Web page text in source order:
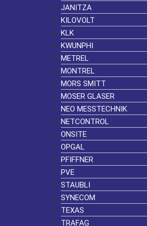
JANITZA
KILOVOLT
KLK
KWUNPHI
METREL
MONTREL
MORS SMITT
MOSER GLASER
NEO MESSTECHNIK
NETCONTROL
ONSITE
OPGAL
PFIFFNER
PVE
STAUBLI
SYNECOM
TEXAS
TRAFAG